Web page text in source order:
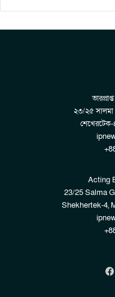
২৩/২৫ সালমা
শেখেরটেক-
Acting
23/25 Salma
Shekhertek-4,